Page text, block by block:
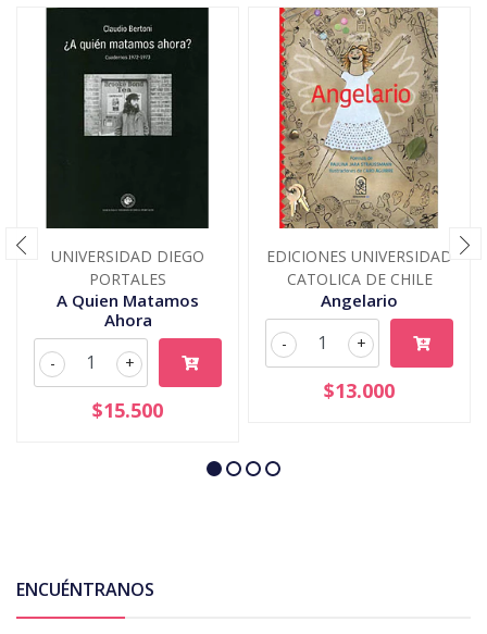
UNIVERSIDAD DIEGO
PORTALES
A Quien Matamos
Ahora
+
-
$15.500
EDICIONES UNIVERSIDAD
CATOLICA DE CHILE
Angelario
+
-
$13.000
ENCUÉNTRANOS